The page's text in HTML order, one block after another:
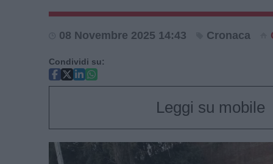
08 Novembre 2025 14:43 Cronaca
Condividi su:
Leggi su mobile